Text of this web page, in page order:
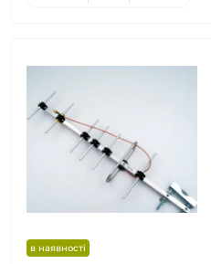
в наявності